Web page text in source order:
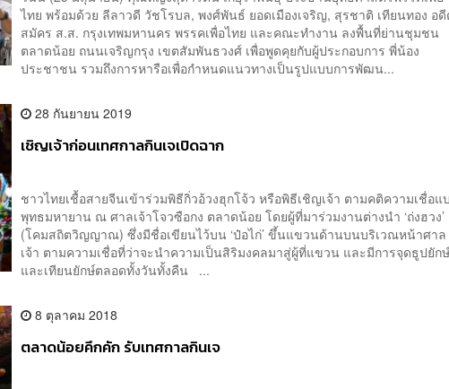
ไทย พร้อมด้วย ลีลาวดี วัชโรบล, พงศ์พันธ์ ยอดเมืองเจริญ, สุรชาติ เทียนทอง อ
สมัคร ส.ส. กรุงเทพมหานคร พรรคเพื่อไทย และคณะทำงาน ลงพื้นที่ย่านชุมชน
ตลาดน้อย ถนนเจริญกรุง เขตสัมพันธวงศ์ เพื่อพูดคุยกับผู้ประกอบการ พี่น้อง
ประชาชน รวมถึงการหารือเพื่อกำหนดแนวทางเป็นรูปแบบการพัฒน...
28 กันยายน 2019
เชิญเจ้าก่อนเทศกาลกินเจเปิดฉาก
ชาวไทยเชื้อสายจีนเข้าร่วมพิธีกิ่วอ้วงฮุกโจ้ว หรือพิธีเชิญเจ้า ตามคติความเชื่อแ
พุทธมหายาน ณ ศาลเจ้าโจวซือกง ตลาดน้อย โดยผู้ที่มาร่วมงานต่างนำ ‘ถ่งฮวง’
(โคมสถิตวิญญาณ) ซึ่งมีชื่อเขียนไว้บน ‘ป๋อไก่’ ขึ้นแขวนด้านบนบริเวณหน้าศาล
เจ้า ตามความเชื่อที่ว่าจะนำความเป็นสิริมงคลมาสู่ผู้ที่แขวน และมีการจุดธูปยักษ์
และเทียนยักษ์ตลอดทั้งวันทั้งคืน ...
8 ตุลาคม 2018
ตลาดน้อยคึกคัก รับเทศกาลกินเจ